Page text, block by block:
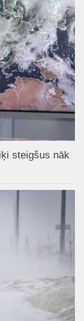
steigšus nāk